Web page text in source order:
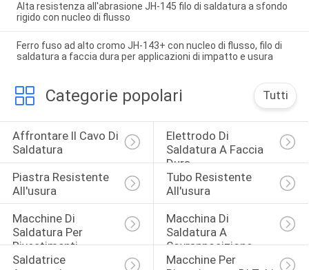
Alta resistenza all'abrasione JH-145 filo di saldatura a sfondo
rigido con nucleo di flusso
Ferro fuso ad alto cromo JH-143+ con nucleo di flusso, filo di
saldatura a faccia dura per applicazioni di impatto e usura
Categorie popolari Tutti
Affrontare Il Cavo Di
Saldatura
Elettrodo Di
Saldatura A Faccia
Dura
Piastra Resistente
All'usura
Tubo Resistente
All'usura
Macchine Di
Saldatura Per
Rivestimenti
Macchina Di
Saldatura A
Sovrapposizione
Saldatrice
Macchine Per